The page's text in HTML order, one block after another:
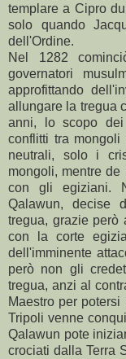
templare a Cipro
solo quando
dell'Ordine.
Nel 1282
governatori
approfittando
allungare la tregua
anni, lo scopo
conflitti tra mongoli
neutrali, solo i
mongoli, mentre
con gli egiziani.
Qalawun, decise
tregua, grazie però
con la corte
dell'imminente
però non gli
tregua, anzi al
Maestro per
Tripoli venne
Qalawun pote
crociati dalla Terra